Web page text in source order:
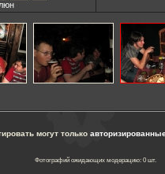
могут только
Фотографий ожидающих модерацию: 0 шт.